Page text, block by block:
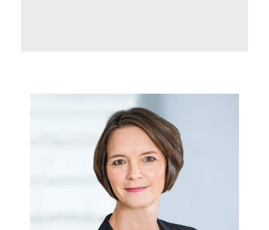
Kirsten Thelen leitet das Team von
Verbandsjuristen in der Abteilung Arbeits- und
Tarifrecht. Mit ihm gestaltet sie das rechtliche
Info- und Veranstaltungsportfolio. Jenseits der
Beratung betreut die Juristin auch